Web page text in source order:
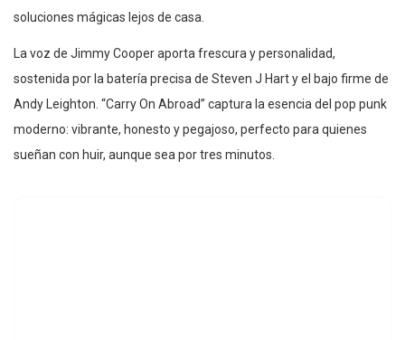
soluciones mágicas lejos de casa.
La voz de Jimmy Cooper aporta frescura y personalidad,
sostenida por la batería precisa de Steven J Hart y el bajo firme de
Andy Leighton. “Carry On Abroad” captura la esencia del pop punk
moderno: vibrante, honesto y pegajoso, perfecto para quienes
sueñan con huir, aunque sea por tres minutos.